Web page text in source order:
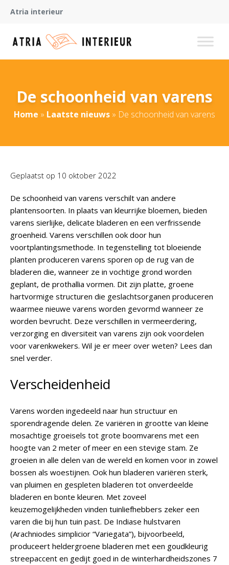
Atria interieur
De schoonheid van varens
Home » Laatste nieuws » De schoonheid van varens
Geplaatst op 10 oktober 2022
De schoonheid van varens verschilt van andere
plantensoorten. In plaats van kleurrijke bloemen, bieden
varens sierlijke, delicate bladeren en een verfrissende
groenheid. Varens verschillen ook door hun
voortplantingsmethode. In tegenstelling tot bloeiende
planten produceren varens sporen op de rug van de
bladeren die, wanneer ze in vochtige grond worden
geplant, de prothallia vormen. Dit zijn platte, groene
hartvormige structuren die geslachtsorganen produceren
waarmee nieuwe varens worden gevormd wanneer ze
worden bevrucht. Deze verschillen in vermeerdering,
verzorging en diversiteit van varens zijn ook voordelen
voor varenkwekers. Wil je er meer over weten? Lees dan
snel verder.
Verscheidenheid
Varens worden ingedeeld naar hun structuur en
sporendragende delen. Ze variëren in grootte van kleine
mosachtige groeisels tot grote boomvarens met een
hoogte van 2 meter of meer en een stevige stam. Ze
groeien in alle delen van de wereld en komen voor in zowel
bossen als woestijnen. Ook hun bladeren variëren sterk,
van pluimen en gespleten bladeren tot onverdeelde
bladeren en bonte kleuren. Met zoveel
keuzemogelijkheden vinden tuinliefhebbers zeker een
varen die bij hun tuin past. De Indiase hulstvaren
(Arachniodes simplicior “Variegata”), bijvoorbeeld,
produceert heldergroene bladeren met een goudkleurig
streepaccent en gedijt goed in de winterhardheidszones 7